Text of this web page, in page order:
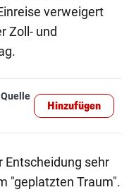
verweigert
Zoll- und
Hinzufügen
Entscheidung sehr
"geplatzten Traum".